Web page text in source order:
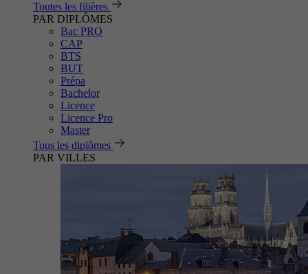
Toutes les filières
PAR DIPLÔMES
Bac PRO
CAP
BTS
BUT
Prépa
Bachelor
Licence
Licence Pro
Master
Tous les diplômes
PAR VILLES